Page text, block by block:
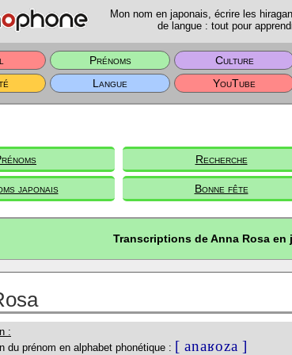
Mon nom en japonais, écrire les
de langue : tout pour
Prénoms Culture
Langue YouTube
Recherche
japonais Bonne fête
Transcriptions de Anna Rosa en
:
du prénom en alphabet phonétique : [ anaʁoza ]